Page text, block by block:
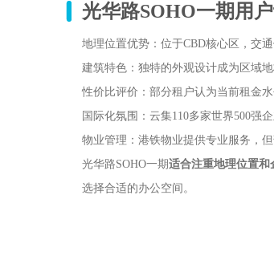
光华路SOHO一期用
地理位置优势‌：位于CBD核心区，交
建筑特色‌：独特的外观设计成为区域
性价比评价‌：部分租户认为当前租金
国际化氛围‌：云集110多家世界500强
物业管理‌：港铁物业提供专业服务，
光华路SOHO一期适合注重地理位置
选择合适的办公空间。